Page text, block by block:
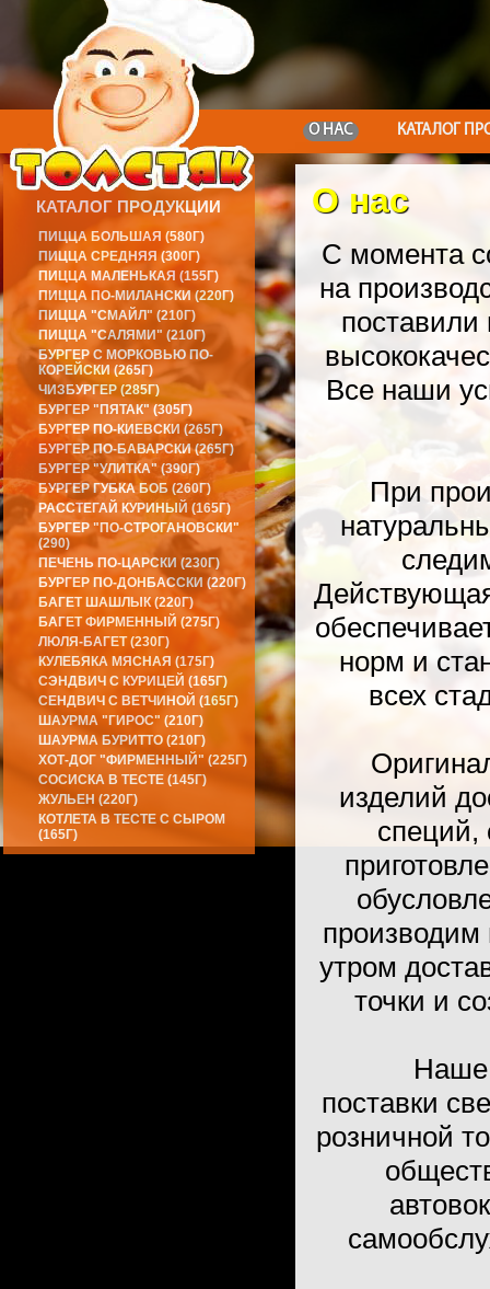
О НАС КАТАЛОГ
КАТАЛОГ ПРОДУКЦИИ
ПИЦЦА БОЛЬШАЯ (580Г)
ПИЦЦА СРЕДНЯЯ (300Г)
ПИЦЦА МАЛЕНЬКАЯ (155Г)
ПИЦЦА ПО-МИЛАНСКИ (220Г)
ПИЦЦА "СМАЙЛ" (210Г)
ПИЦЦА "САЛЯМИ" (210Г)
БУРГЕР С МОРКОВЬЮ ПО-
КОРЕЙСКИ (265Г)
ЧИЗБУРГЕР (285Г)
БУРГЕР "ПЯТАК" (305Г)
БУРГЕР ПО-КИЕВСКИ (265Г)
БУРГЕР ПО-БАВАРСКИ (265Г)
БУРГЕР "УЛИТКА" (390Г)
БУРГЕР ГУБКА БОБ (260Г)
РАССТЕГАЙ КУРИНЫЙ (165Г)
БУРГЕР "ПО-СТРОГАНОВСКИ"
(290)
ПЕЧЕНЬ ПО-ЦАРСКИ (230Г)
БУРГЕР ПО-ДОНБАССКИ (220Г)
БАГЕТ ШАШЛЫК (220Г)
БАГЕТ ФИРМЕННЫЙ (275Г)
ЛЮЛЯ-БАГЕТ (230Г)
КУЛЕБЯКА МЯСНАЯ (175Г)
СЭНДВИЧ С КУРИЦЕЙ (165Г)
СЕНДВИЧ С ВЕТЧИНОЙ (165Г)
ШАУРМА "ГИРОС" (210Г)
ШАУРМА БУРИТТО (210Г)
ХОТ-ДОГ "ФИРМЕННЫЙ" (225Г)
СОСИСКА В ТЕСТЕ (145Г)
ЖУЛЬЕН (220Г)
КОТЛЕТА В ТЕСТЕ С СЫРОМ
(165Г)
О нас
С момента
на
поставили
Все наши
При
норм и
всех
изделий
специй,
утром
точки и
Наше
поставки
розничной